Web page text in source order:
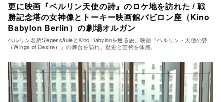
更に映画『ベルリン天使の詩』のロケ地を訪れた / 戦
勝記念塔の女神像とトーキー映画館バビロン座（Kino
Babylon Berlin）の劇場オルガン
ベルリン名所SiegessäuleとKino Babylonを巡る旅。映画『ベルリン・天使の詩
（Wings of Desire）』の舞台を訪れ、歴史と芸術を体感。